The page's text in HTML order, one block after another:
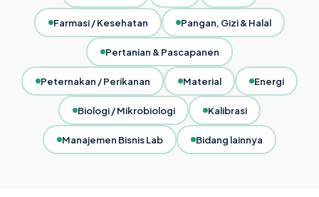
Farmasi / Kesehatan Pangan, Gizi & Halal
Pertanian & Pascapanen
Peternakan / Perikanan Material Energi
Biologi / Mikrobiologi Kalibrasi
Manajemen Bisnis Lab Bidang lainnya